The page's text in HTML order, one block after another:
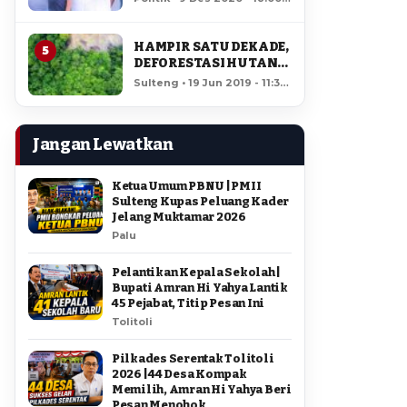
5
HAMPIR SATU DEKADE,
DEFORESTASI HUTAN
LORE LINDU MENCAPAI
Sulteng • 19 Jun 2019 - 11:34
Jangan Lewatkan
Ketua Umum PBNU | PMII
Sulteng Kupas Peluang Kader
Jelang Muktamar 2026
Palu
Pelantikan Kepala Sekolah |
Bupati Amran Hi Yahya Lantik
45 Pejabat, Titip Pesan Ini
Tolitoli
Pilkades Serentak Tolitoli
2026 | 44 Desa Kompak
Memilih, Amran Hi Yahya Beri